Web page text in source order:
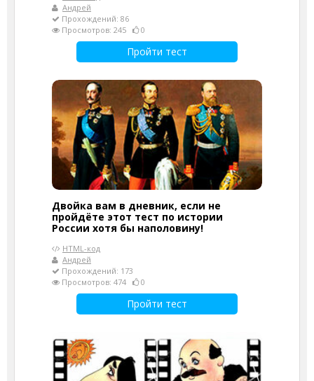
Андрей
Прохождений: 86
Просмотров: 245
0
Пройти тест
Двойка вам в дневник, если не
пройдёте этот тест по истории
России хотя бы наполовину!
HTML-код
Андрей
Прохождений: 173
Просмотров: 474
0
Пройти тест